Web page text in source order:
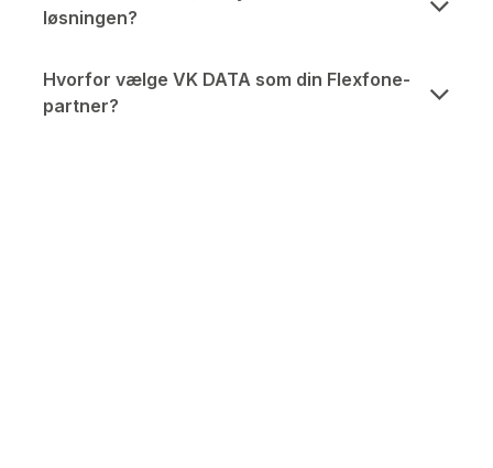
løsningen?
Hvorfor vælge VK DATA som din Flexfone-
partner?